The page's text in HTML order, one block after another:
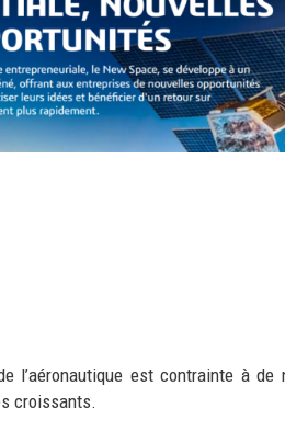
l’aéronautique est contrainte à
croissants.